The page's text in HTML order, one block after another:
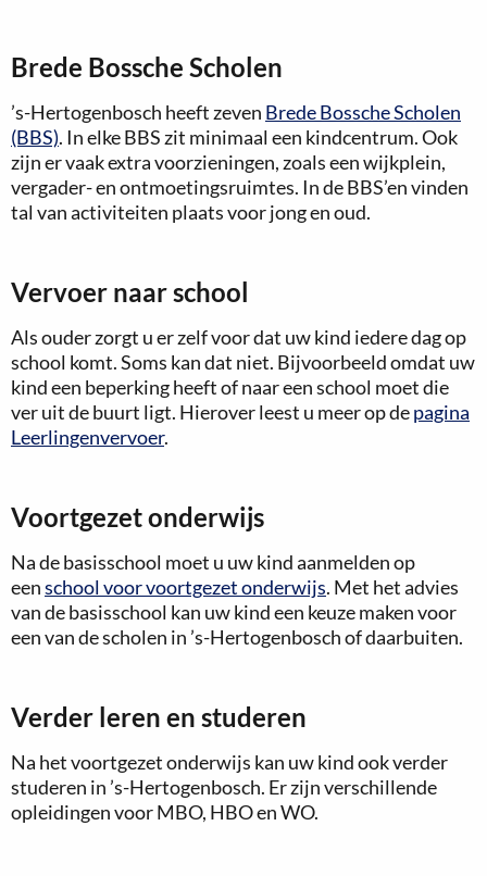
Brede Bossche Scholen
’s-Hertogenbosch heeft zeven Brede Bossche Scholen
(BBS). In elke BBS zit minimaal een kindcentrum. Ook
zijn er vaak extra voorzieningen, zoals een wijkplein,
vergader- en ontmoetingsruimtes. In de BBS’en vinden
tal van activiteiten plaats voor jong en oud.
Vervoer naar school
Als ouder zorgt u er zelf voor dat uw kind iedere dag op
school komt. Soms kan dat niet. Bijvoorbeeld omdat uw
kind een beperking heeft of naar een school moet die
ver uit de buurt ligt. Hierover leest u meer op depagina
Leerlingenvervoer.
Voortgezet onderwijs
Na de basisschool moet u uw kind aanmelden op
eenschool voor voortgezet onderwijs. Met het advies
van de basisschool kan uw kind een keuze maken voor
een van de scholen in ’s-Hertogenbosch of daarbuiten.
Verder leren en studeren
Na het voortgezet onderwijs kan uw kind ook verder
studeren in ’s-Hertogenbosch. Er zijn verschillende
opleidingen voor MBO, HBO en WO.